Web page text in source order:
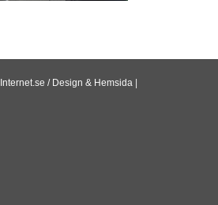
Internet.se / Design & Hemsida|